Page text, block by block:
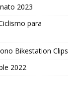
2023
para
Bikestation Clips
2022